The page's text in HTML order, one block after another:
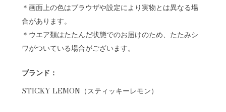
＊画面上の色はブラウザや設定により実物とは異なる場
合があります。
＊ウエア類はたたんだ状態でのお届けのため、たたみシ
ワがついている場合がございます。
ブランド：
STICKY LEMON（スティッキーレモン）